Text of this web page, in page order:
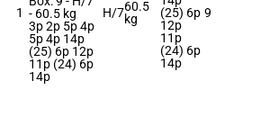
1 - 60.5 kg
3p 2p 5p 4p
5p 4p 14p
(25) 6p 12p
11p (24) 6p
14p
H/760.5
kg
(25) 6p
12p
11p
(24) 6p
14p
9